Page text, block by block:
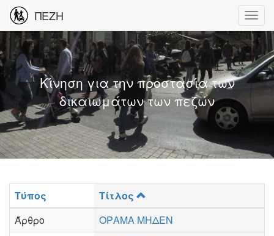
ΠΕΖΗ
Κίνηση για την προστασία των
δικαιωμάτων των πεζών
Τύπος
Τίτλος
Άρθρο
ΟΡΑΜΑ ΜΗΔΕΝ